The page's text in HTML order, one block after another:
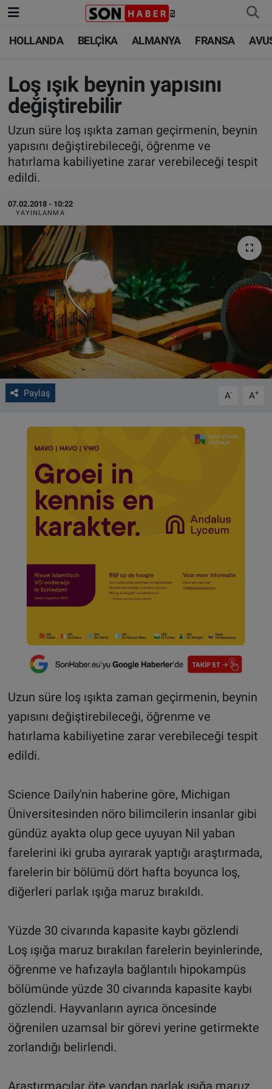
HOLLANDA BELÇİKA ALMANYA FRANSA
Loş ışık beynin yapısını
değiştirebilir
Uzun süre loş ışıkta zaman geçirmenin, beynin
yapısını değiştirebileceği, öğrenme ve
hatırlama kabiliyetine zarar verebileceği tespit
edildi.
07.02.2018 - 10:22
YAYINLANMA
Paylaş A- A+
Uzun süre loş ışıkta zaman geçirmenin, beynin
yapısını değiştirebileceği, öğrenme ve
hatırlama kabiliyetine zarar verebileceği tespit
edildi.
Science Daily'nin haberine göre, Michigan
Üniversitesinden nöro bilimcilerin insanlar gibi
gündüz ayakta olup gece uyuyan Nil yaban
farelerini iki gruba ayırarak yaptığı araştırmada,
farelerin bir bölümü dört hafta boyunca loş,
diğerleri parlak ışığa maruz bırakıldı.
Yüzde 30 civarında kapasite kaybı gözlendi
Loş ışığa maruz bırakılan farelerin beyinlerinde,
öğrenme ve hafızayla bağlantılı hipokampüs
bölümünde yüzde 30 civarında kapasite kaybı
gözlendi. Hayvanların ayrıca öncesinde
öğrenilen uzamsal bir görevi yerine getirmekte
zorlandığı belirlendi.
Araştırmacılar öte yandan parlak ışığa maruz
HOLLANDA
BELÇİKA
ALMANYA
FRANSA
AVUSTURYA
SAĞLIK - YAŞAM
BİLİM-TEKNOLOJİ
HOLLANDA
BELÇİKA
ALMANYA
TÜRKİYE
DÜNYA
BİLİM-TEKNOLOJİ
SAĞLIK
FOTO GALERİ
VIDEO GALERİ
ALGEMENE VOORWAARDEN
CONTACT
Çerez Politikası
Nöbetçi Eczaneler
Hava Durumu
Trafik Durumu
Süper Lig Puan Durumu ve Fikstür
Tüm Manşetler
Son Dakika Haberleri
Haber Arşivi